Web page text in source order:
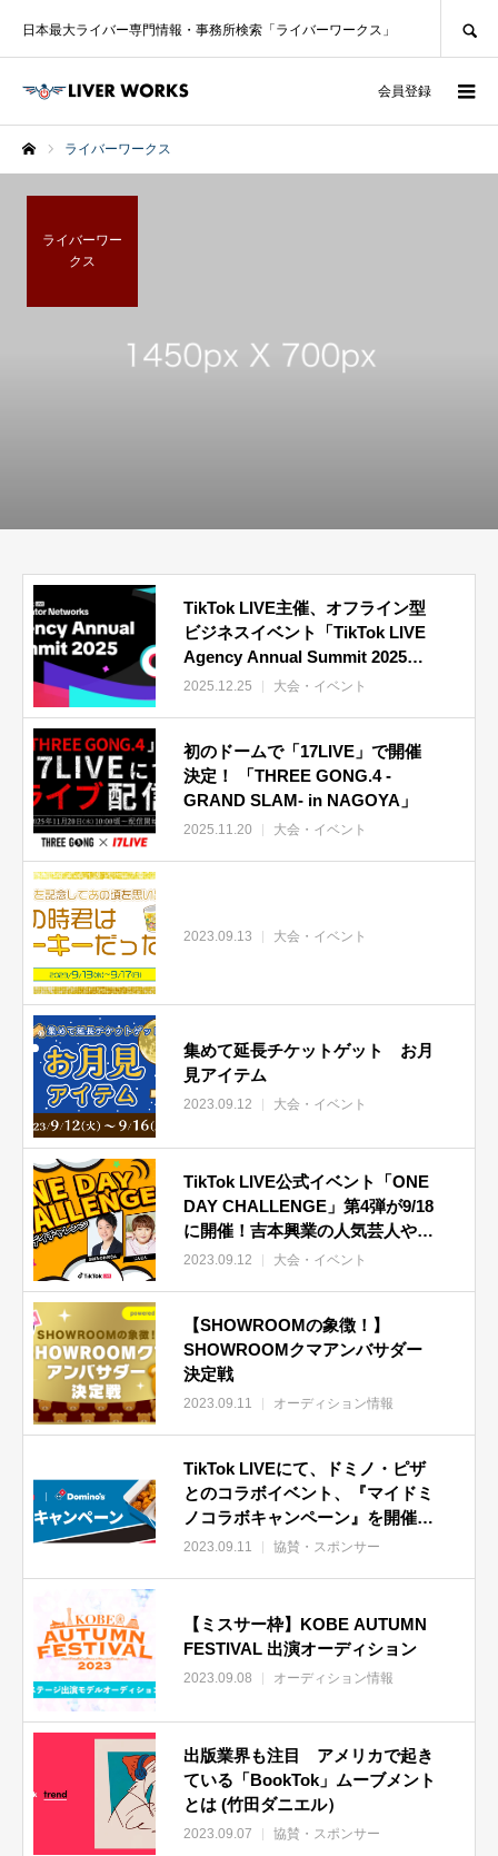
日本最大ライバー専門情報・事務所検索「ライバーワークス」
会員登録
ライバーワークス
ライバーワー
クス
TikTok LIVE主催、オフライン型
ビジネスイベント「TikTok LIVE
Agency Annual Summit 2025」
を開催！ビジネスカンファレン
2025.12.25 大会・イベント
初のドームで「17LIVE」で開催
決定！ 「THREE GONG.4 -
GRAND SLAM- in NAGOYA」
2025.11.20 大会・イベント
2023.09.13 大会・イベント
集めて延長チケットゲット お月
見アイテム
2023.09.12 大会・イベント
TikTok LIVE公式イベント「ONE
DAY CHALLENGE」第4弾が9/18
に開催！吉本興業の人気芸人や
TikTokで活躍中のクリエイターが
2023.09.12 大会・イベント
【SHOWROOMの象徴！】
SHOWROOMクマアンバサダー
決定戦
2023.09.11 オーディション情報
TikTok LIVEにて、ドミノ・ピザ
とのコラボイベント、『マイドミ
ノコラボキャンペーン』を開催！
入賞者にはピザ無料券やドミノ・
2023.09.11 協賛・スポンサー
【ミスサー枠】KOBE AUTUMN
FESTIVAL 出演オーディション
2023.09.08 オーディション情報
出版業界も注目 アメリカで起き
ている「BookTok」ムーブメント
とは (竹田ダニエル）
2023.09.07 協賛・スポンサー